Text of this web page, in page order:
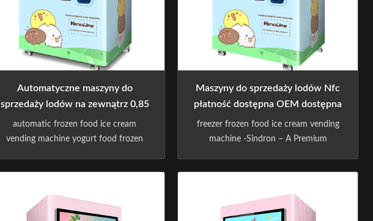
Automatyczne maszyny do
sprzedaży lodów na zewnątrz 0,85
kW 4G podłączone
automatic frozen food ice cream
vending machine yogurt food frozen
10 years experience in vending
machine industry ,is constantly
Maszyny do sprzedaży lodów Nfc
płatność dostępna OEM dostępna
freezer frozen food ice cream vending
machine -Sindron – A Premium
,is constantly applying cutting-edge
technology to the smart retail industry